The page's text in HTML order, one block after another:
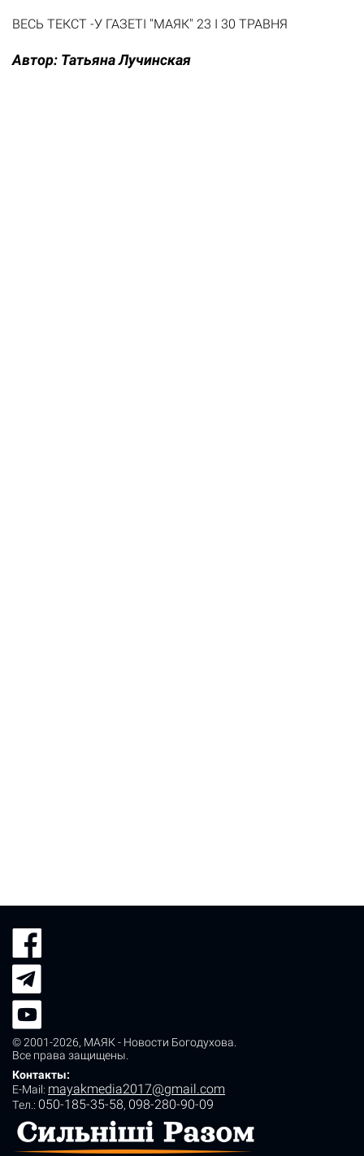
ВЕСЬ ТЕКСТ -У ГАЗЕТІ "МАЯК" 23 І 30 ТРАВНЯ
Автор: Татьяна Лучинская
© 2001-2026, МАЯК - Новости Богодухова
Все права защищены.
Контакты:
E-Mail: mayakmedia2017@gmail.com
Tел.: 050-185-35-58, 098-280-90-09